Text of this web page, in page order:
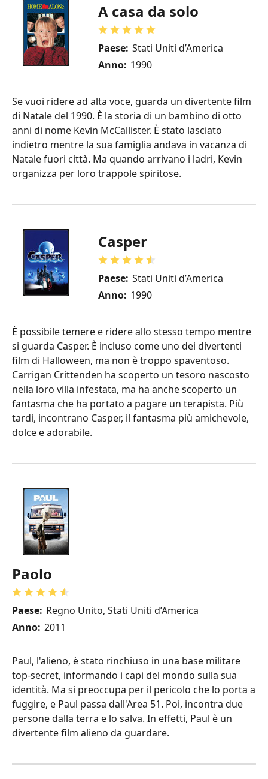
A casa da solo
Paese: Stati Uniti d’America
Anno: 1990
Se vuoi ridere ad alta voce, guarda un divertente film
di Natale del 1990. È la storia di un bambino di otto
anni di nome Kevin McCallister. È stato lasciato
indietro mentre la sua famiglia andava in vacanza di
Natale fuori città. Ma quando arrivano i ladri, Kevin
organizza per loro trappole spiritose.
Casper
Paese: Stati Uniti d’America
Anno: 1990
È possibile temere e ridere allo stesso tempo mentre
si guarda Casper. È incluso come uno dei divertenti
film di Halloween, ma non è troppo spaventoso.
Carrigan Crittenden ha scoperto un tesoro nascosto
nella loro villa infestata, ma ha anche scoperto un
fantasma che ha portato a pagare un terapista. Più
tardi, incontrano Casper, il fantasma più amichevole,
dolce e adorabile.
Paolo
Paese: Regno Unito, Stati Uniti d’America
Anno: 2011
Paul, l'alieno, è stato rinchiuso in una base militare
top-secret, informando i capi del mondo sulla sua
identità. Ma si preoccupa per il pericolo che lo porta a
fuggire, e Paul passa dall'Area 51. Poi, incontra due
persone dalla terra e lo salva. In effetti, Paul è un
divertente film alieno da guardare.